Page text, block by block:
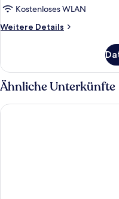
Kostenloses WLAN
Weitere Details
Weitere
Einzelzimmer
Ähnliche Unterkünfte
Scandic Hamburg Emporio